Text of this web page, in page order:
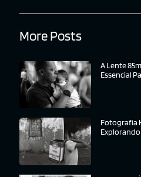
More Posts
A Lente
Essencial
Fotografia
Explorando